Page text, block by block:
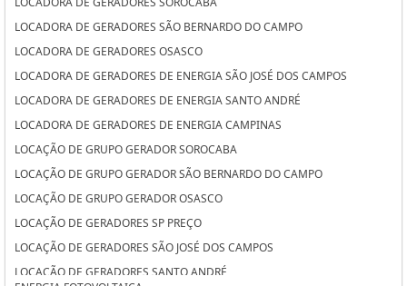
LOCADORA DE GERADORES SÃO BERNARDO DO CAMPO
LOCADORA DE GERADORES OSASCO
LOCADORA DE GERADORES DE ENERGIA SÃO JOSÉ DOS CAMPOS
LOCADORA DE GERADORES DE ENERGIA SANTO ANDRÉ
LOCADORA DE GERADORES DE ENERGIA CAMPINAS
LOCAÇÃO DE GRUPO GERADOR SOROCABA
LOCAÇÃO DE GRUPO GERADOR SÃO BERNARDO DO CAMPO
LOCAÇÃO DE GRUPO GERADOR OSASCO
LOCAÇÃO DE GERADORES SP PREÇO
LOCAÇÃO DE GERADORES SÃO JOSÉ DOS CAMPOS
LOCAÇÃO DE GERADORES SANTO ANDRÉ